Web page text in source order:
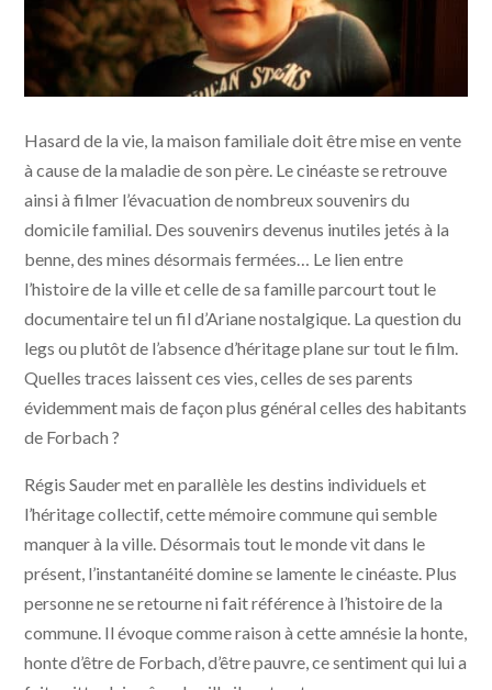
Hasard de la vie, la maison familiale doit être mise en vente
à cause de la maladie de son père. Le cinéaste se retrouve
ainsi à filmer l’évacuation de nombreux souvenirs du
domicile familial. Des souvenirs devenus inutiles jetés à la
benne, des mines désormais fermées… Le lien entre
l’histoire de la ville et celle de sa famille parcourt tout le
documentaire tel un fil d’Ariane nostalgique. La question du
legs ou plutôt de l’absence d’héritage plane sur tout le film.
Quelles traces laissent ces vies, celles de ses parents
évidemment mais de façon plus général celles des habitants
de Forbach ?
Régis Sauder met en parallèle les destins individuels et
l’héritage collectif, cette mémoire commune qui semble
manquer à la ville. Désormais tout le monde vit dans le
présent, l’instantanéité domine se lamente le cinéaste. Plus
personne ne se retourne ni fait référence à l’histoire de la
commune. Il évoque comme raison à cette amnésie la honte,
honte d’être de Forbach, d’être pauvre, ce sentiment qui lui a